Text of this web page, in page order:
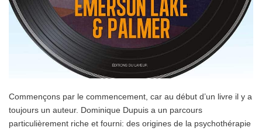
Commençons par le commencement, car au début d’un livre il y a
toujours un auteur. Dominique Dupuis a un parcours
particulièrement riche et fourni: des origines de la psychothérapie